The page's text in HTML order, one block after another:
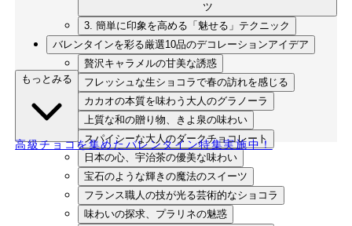
ツ
3. 簡単に印象を高める「魅せる」テクニック
バレンタインを彩る厳選10品のデコレーションアイデア
贅沢キャラメルの甘美な誘惑
フレッシュな生ショコラで春の訪れを感じる
カカオの本質を味わう大人のグラノーラ
上質な和の贈り物、きよ泉の味わい
スパイシーな大人のダークチョコレート
日本の心、宇治茶の優美な味わい
宝石のような輝きの魔法のスイーツ
フランス職人の技が光る芸術的なショコラ
味わいの探求、プラリネの魅惑
もっとみる
高級チョコを集めたバレンタイン特集実施中！